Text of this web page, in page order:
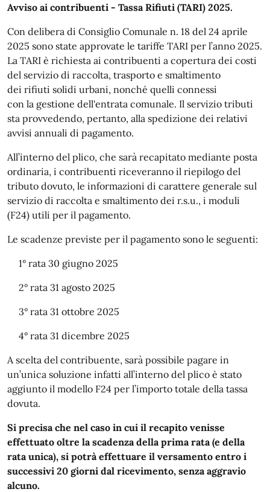
Avviso ai contribuenti - Tassa Rifiuti (TARI) 2025.
Con delibera di Consiglio Comunale n. 18 del 24 aprile
2025 sono state approvate le tariffe TARI per l’anno 2025.
La TARI è richiesta ai contribuenti a copertura dei costi
del servizio di raccolta, trasporto e smaltimento
dei rifiuti solidi urbani, nonché quelli connessi
con la gestione dell'entrata comunale. Il servizio tributi
sta provvedendo, pertanto, alla spedizione dei relativi
avvisi annuali di pagamento.
All’interno del plico, che sarà recapitato mediante posta
ordinaria, i contribuenti riceveranno il riepilogo del
tributo dovuto, le informazioni di carattere generale sul
servizio di raccolta e smaltimento dei r.s.u., i moduli
(F24) utili per il pagamento.
Le scadenze previste per il pagamento sono le seguenti:
1° rata 30 giugno 2025
2° rata 31 agosto 2025
3° rata 31 ottobre 2025
4° rata 31 dicembre 2025
A scelta del contribuente, sarà possibile pagare in
un’unica soluzione infatti all’interno del plico è stato
aggiunto il modello F24 per l’importo totale della tassa
dovuta.
Si precisa che nel caso in cui il recapito venisse
effettuato oltre la scadenza della prima rata (e della
rata unica), si potrà effettuare il versamento entro i
successivi 20 giorni dal ricevimento, senza aggravio
alcuno.